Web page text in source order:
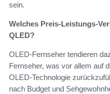
sein.
Welches Preis-Leistungs-
QLED?
OLED-Fernseher tendieren
Fernseher, was vor allem auf
OLED-Technologie
nach Budget und